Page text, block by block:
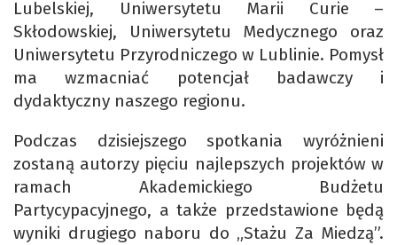
Lubelskiej, Uniwersytetu Marii Curie –
Skłodowskiej, Uniwersytetu Medycznego oraz
Uniwersytetu Przyrodniczego w Lublinie. Pomysł
ma wzmacniać potencjał badawczy i
dydaktyczny naszego regionu.
Podczas dzisiejszego spotkania wyróżnieni
zostaną autorzy pięciu najlepszych projektów w
ramach Akademickiego Budżetu
Partycypacyjnego, a także przedstawione będą
wyniki drugiego naboru do „Stażu Za Miedzą”.